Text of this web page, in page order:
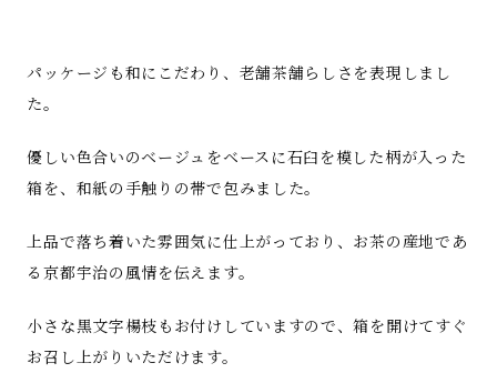
パッケージも和にこだわり、老舗茶舗らしさを表現しまし
た。
優しい色合いのベージュをベースに石臼を模した柄が入った
箱を、和紙の手触りの帯で包みました。
上品で落ち着いた雰囲気に仕上がっており、お茶の産地であ
る京都宇治の風情を伝えます。
小さな黒文字楊枝もお付けしていますので、箱を開けてすぐ
お召し上がりいただけます。